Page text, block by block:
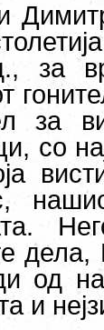
за
за
со
дела,
од
и